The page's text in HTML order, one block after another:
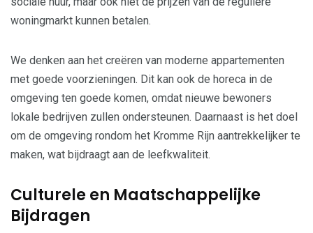
woningmarkt kunnen betalen.
We denken aan het creëren van moderne appartementen
met goede voorzieningen. Dit kan ook de horeca in de
omgeving ten goede komen, omdat nieuwe bewoners
lokale bedrijven zullen ondersteunen. Daarnaast is het doel
om de omgeving rondom het Kromme Rijn aantrekkelijker te
maken, wat bijdraagt aan de leefkwaliteit.
Culturele en Maatschappelijke
Bijdragen